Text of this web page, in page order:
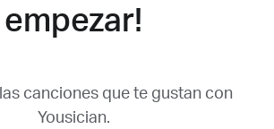
empezar!
canciones que te gustan con
Yousician.